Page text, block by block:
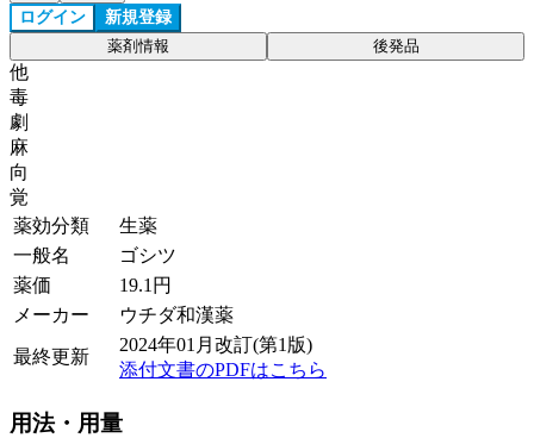
ログイン 新規登録
薬剤情報 後発品
他
毒
劇
麻
向
覚
薬効分類
生薬
一般名
ゴシツ
薬価
19.1 円
メーカー
ウチダ和漢薬
最終更新
2024年01月改訂(第1版)
添付文書のPDFはこちら
用法・用量